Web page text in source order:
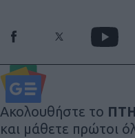
Ακολουθήστε το
και μάθετε πρώτοι